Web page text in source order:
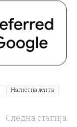
Магнетна лента
Следна статија